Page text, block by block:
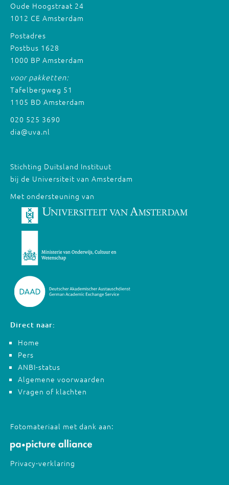
Oude Hoogstraat 24
1012 CE Amsterdam
Postadres
Postbus 1628
1000 BP Amsterdam
voor pakketten:
Tafelbergweg 51
1105 BD Amsterdam
020 525 3690
dia@uva.nl
Stichting Duitsland Instituut
bij de Universiteit van Amsterdam
Met ondersteuning van
Direct naar:
Home
Pers
ANBI-status
Algemene voorwaarden
Vragen of klachten
Fotomateriaal met dank aan:
Privacy-verklaring